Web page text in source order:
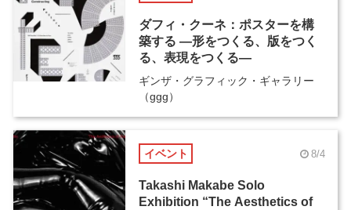
ダフィ・クーネ：ポスターを構
築する ―形をつくる、版をつく
る、表現をつくる―
ギンザ・グラフィック・ギャラリー
（ggg）
イベント 8/4
Takashi Makabe Solo
Exhibition “The Aesthetics of